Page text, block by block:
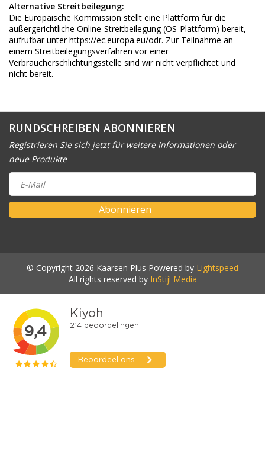
Alternative Streitbeilegung:
Die Europäische Kommission stellt eine Plattform für die
außergerichtliche Online-Streitbeilegung (OS-Plattform) bereit,
aufrufbar unterhttps://ec.europa.eu/odr. Zur Teilnahme an
einem Streitbeilegungsverfahren vor einer
Verbraucherschlichtungsstelle sind wir nicht verpflichtet und
nicht bereit.
RUNDSCHREIBEN ABONNIEREN
Registrieren Sie sich jetzt für weitere Informationen oder
neue Produkte
Abonnieren
© Copyright 2026 Kaarsen Plus Powered by Lightspeed
All rights reserved by InStijl Media